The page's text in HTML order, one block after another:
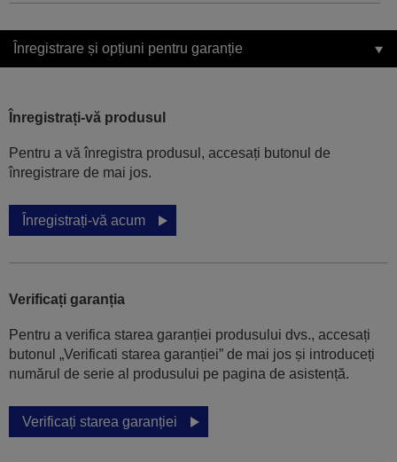
Înregistrare și opțiuni pentru garanție
Înregistrați-vă produsul
Pentru a vă înregistra produsul, accesați butonul de
înregistrare de mai jos.
Înregistrați-vă acum
Verificați garanția
Pentru a verifica starea garanției produsului dvs., accesați
butonul „Verificati starea garanției” de mai jos și introduceți
numărul de serie al produsului pe pagina de asistență.
Verificați starea garanției